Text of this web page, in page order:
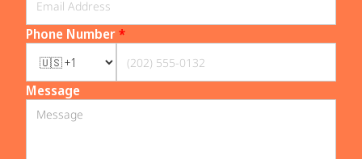
Phone Number*
Message